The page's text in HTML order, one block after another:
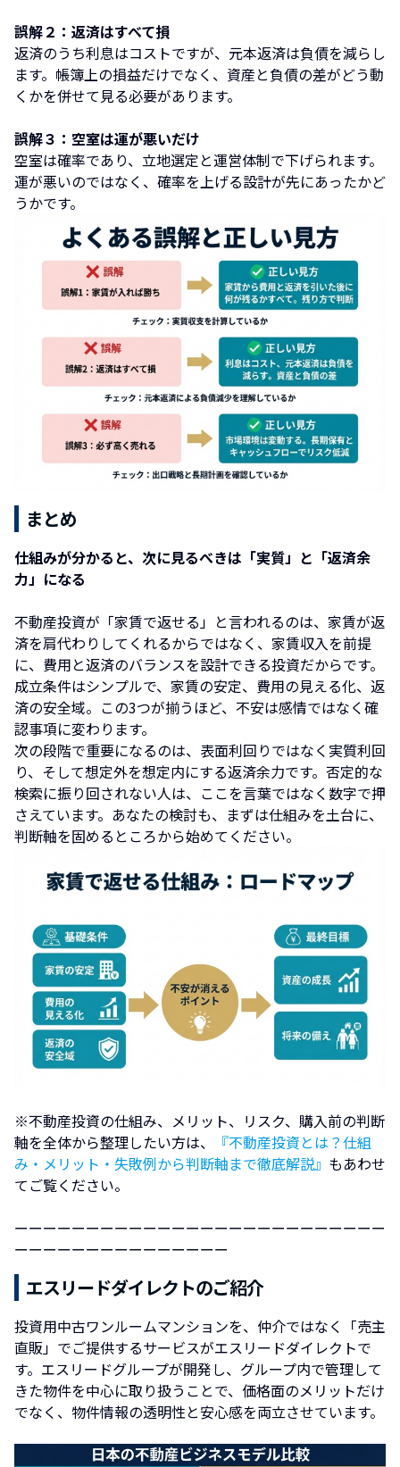
誤解２：返済はすべて損
返済のうち利息はコストですが、元本返済は負債を減らし
ます。帳簿上の損益だけでなく、資産と負債の差がどう動
くかを併せて見る必要があります。
誤解３：空室は運が悪いだけ
空室は確率であり、立地選定と運営体制で下げられます。
運が悪いのではなく、確率を上げる設計が先にあったかど
うかです。
まとめ
仕組みが分かると、次に見るべきは「実質」と「返済余
力」になる
不動産投資が「家賃で返せる」と言われるのは、家賃が返
済を肩代わりしてくれるからではなく、家賃収入を前提
に、費用と返済のバランスを設計できる投資だからです。
成立条件はシンプルで、家賃の安定、費用の見える化、返
済の安全域。この3つが揃うほど、不安は感情ではなく確
認事項に変わります。
次の段階で重要になるのは、表面利回りではなく実質利回
り、そして想定外を想定内にする返済余力です。否定的な
検索に振り回されない人は、ここを言葉ではなく数字で押
さえています。あなたの検討も、まずは仕組みを土台に、
判断軸を固めるところから始めてください。
※不動産投資の仕組み、メリット、リスク、購入前の判断
軸を全体から整理したい方は、
『不動産投資とは？仕組
み・メリット・失敗例から判断軸まで徹底解説』 もあわせ
てご覧ください。
ーーーーーーーーーーーーーーーーーーーーーーーーーー
ーーーーーーーーーーーーーーー
エスリードダイレクトのご紹介
投資用中古ワンルームマンションを、仲介ではなく「売主
直販」でご提供するサービスがエスリードダイレクトで
す。エスリードグループが開発し、グループ内で管理して
きた物件を中心に取り扱うことで、価格面のメリットだけ
でなく、物件情報の透明性と安心感を両立させています。